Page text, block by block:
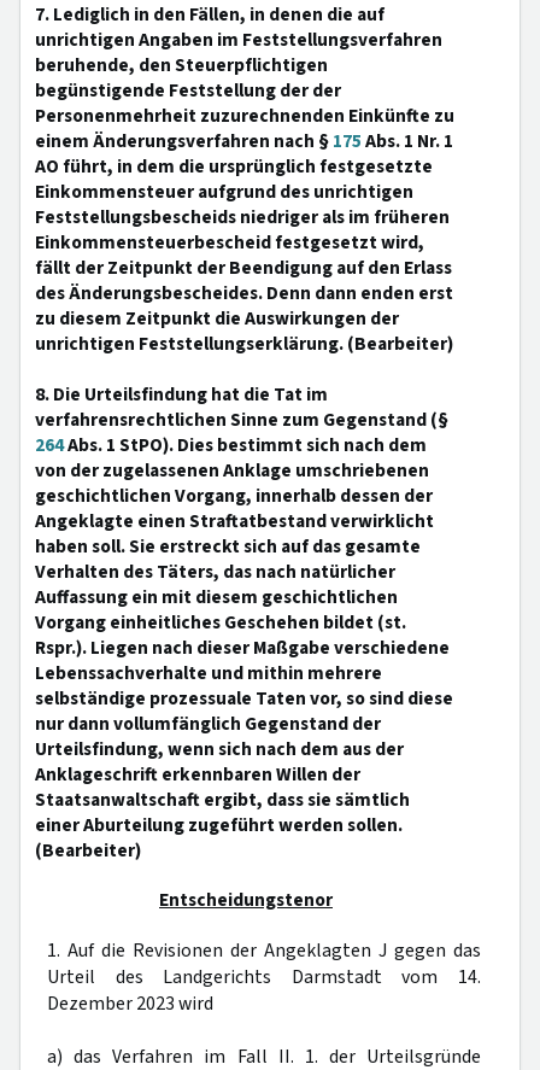
7. Lediglich in den Fällen, in denen die auf
unrichtigen Angaben im Feststellungsverfahren
beruhende, den Steuerpflichtigen
begünstigende Feststellung der der
Personenmehrheit zuzurechnenden Einkünfte zu
einem Änderungsverfahren nach §175Abs. 1 Nr. 1
AO führt, in dem die ursprünglich festgesetzte
Einkommensteuer aufgrund des unrichtigen
Feststellungsbescheids niedriger als im früheren
Einkommensteuerbescheid festgesetzt wird,
fällt der Zeitpunkt der Beendigung auf den Erlass
des Änderungsbescheides. Denn dann enden erst
zu diesem Zeitpunkt die Auswirkungen der
unrichtigen Feststellungserklärung. (Bearbeiter)
8. Die Urteilsfindung hat die Tat im
verfahrensrechtlichen Sinne zum Gegenstand (§
264Abs. 1 StPO). Dies bestimmt sich nach dem
von der zugelassenen Anklage umschriebenen
geschichtlichen Vorgang, innerhalb dessen der
Angeklagte einen Straftatbestand verwirklicht
haben soll. Sie erstreckt sich auf das gesamte
Verhalten des Täters, das nach natürlicher
Auffassung ein mit diesem geschichtlichen
Vorgang einheitliches Geschehen bildet (st.
Rspr.). Liegen nach dieser Maßgabe verschiedene
Lebenssachverhalte und mithin mehrere
selbständige prozessuale Taten vor, so sind diese
nur dann vollumfänglich Gegenstand der
Urteilsfindung, wenn sich nach dem aus der
Anklageschrift erkennbaren Willen der
Staatsanwaltschaft ergibt, dass sie sämtlich
einer Aburteilung zugeführt werden sollen.
(Bearbeiter)
Entscheidungstenor
1. Auf die Revisionen der Angeklagten J gegen das
Urteil des Landgerichts Darmstadt vom 14.
Dezember 2023 wird
a) das Verfahren im Fall II. 1. der Urteilsgründe